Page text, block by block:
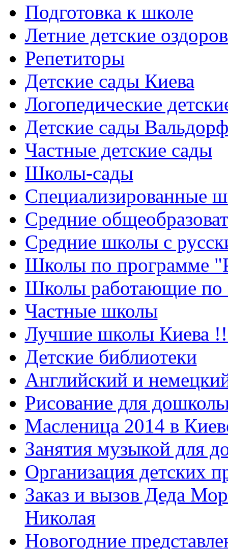
Подготовка к школе
Летние детские
Репетиторы
Детские сады Киева
Логопедические
Детские сады
Частные детские сады
Школы-сады
Cпециализированные
Cредние
Средние школы с
Школы по программе
Школы работающие по
Частные школы
Лучшие школы Киева
Детские библиотеки
Английский и
Рисование для
Масленица 2014 в
Занятия музыкой для
Организация детских
Заказ и вызов Деда
Николая
Новогодние